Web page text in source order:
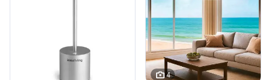
4